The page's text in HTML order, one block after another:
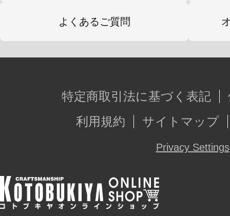
よくあるご質問
特定商取引法に基づく表記
利用規約
サイトマップ
Privacy Settings